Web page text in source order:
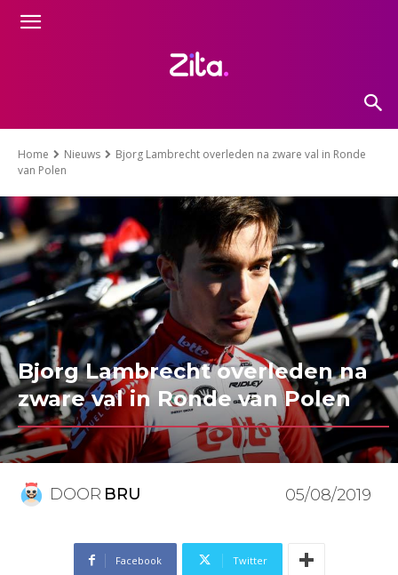
Home Nieuws
Bjorg Lambrecht overleden na zware val in Ronde
van Polen
Bjorg Lambrecht overleden na
zware val in Ronde van Polen
DOOR BRU 05/08/2019
Facebook Twitter